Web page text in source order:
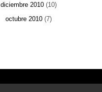
diciembre 2010 (10)
octubre 2010 (7)